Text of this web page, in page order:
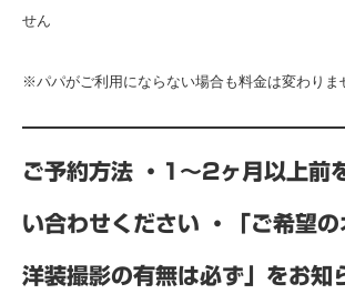
せん
※パパがご利用にならない場合も料金は変わりま
ご予約方法 ・1～2ヶ月以上前
い合わせください ・「ご希望
洋装撮影の有無は必ず」をお知